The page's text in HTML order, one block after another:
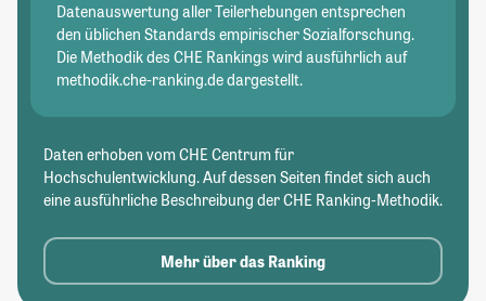
Datenauswertung aller Teilerhebungen entsprechen
den üblichen Standards empirischer Sozialforschung.
Die Methodik des CHE Rankings wird ausführlich auf
methodik.che-ranking.de dargestellt.
Daten erhoben vom CHE Centrum für
Hochschulentwicklung. Auf dessen Seiten findet sich auch
eine ausführliche Beschreibung der CHE Ranking-Methodik.
Mehr über das Ranking